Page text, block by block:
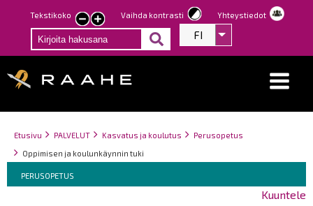
Hyppää
pääsisältöön
Tekstikoko
Pienennä
tekstin
kokoa
Suurenna
tekstin
kokoa
Vaihda kontrasti Yhteystiedot
FI Listaa
Breadcrumbs
You
are
Etusivu PALVELUT Kasvatus ja koulutus
Perusopetus
Oppimisen ja koulunkäynnin tuki
Breadcrumbs
You
are
PERUSOPETUS
Kuuntele